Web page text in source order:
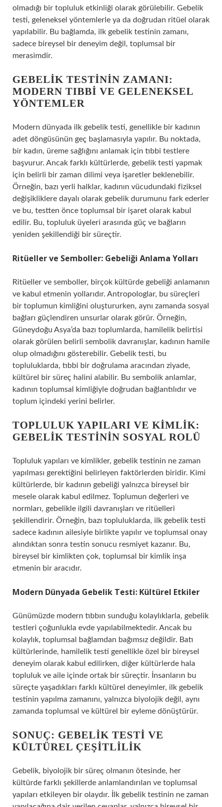
olmadığı bir topluluk etkinliği olarak görülebilir. Gebelik
testi, geleneksel yöntemlerle ya da doğrudan ritüel olarak
yapılabilir. Bu bağlamda, ilk gebelik testinin zamanı,
sadece bireysel bir deneyim değil, toplumsal bir
merasimdir.
GEBELIK TESTININ ZAMANI:
MODERN TIBBI VE GELENEKSEL
YÖNTEMLER
Modern dünyada ilk gebelik testi, genellikle bir kadının
adet döngüsünün geç başlamasıyla yapılır. Bu noktada,
bir kadın, üreme sağlığını anlamak için tıbbi testlere
başvurur. Ancak farklı kültürlerde, gebelik testi yapmak
için belirli bir zaman dilimi veya işaretler beklenebilir.
Örneğin, bazı yerli halklar, kadının vücudundaki fiziksel
değişikliklere dayalı olarak gebelik durumunu fark ederler
ve bu, testten önce toplumsal bir işaret olarak kabul
edilir. Bu, topluluk üyeleri arasında güç ve bağların
yeniden şekillendiği bir süreçtir.
Ritüeller ve Semboller: Gebeliği Anlama Yolları
Ritüeller ve semboller, birçok kültürde gebeliği anlamanın
ve kabul etmenin yollarıdır. Antropologlar, bu süreçleri
bir toplumun kimliğini oluştururken, aynı zamanda sosyal
bağları güçlendiren unsurlar olarak görür. Örneğin,
Güneydoğu Asya’da bazı toplumlarda, hamilelik belirtisi
olarak görülen belirli sembolik davranışlar, kadının hamile
olup olmadığını gösterebilir. Gebelik testi, bu
topluluklarda, tıbbi bir doğrulama aracından ziyade,
kültürel bir süreç halini alabilir. Bu sembolik anlamlar,
kadının toplumsal kimliğiyle doğrudan bağlantılıdır ve
toplum içindeki yerini belirler.
TOPLULUK YAPILARI VE KIMLIK:
GEBELIK TESTININ SOSYAL ROLÜ
Topluluk yapıları ve kimlikler, gebelik testinin ne zaman
yapılması gerektiğini belirleyen faktörlerden biridir. Kimi
kültürlerde, bir kadının gebeliği yalnızca bireysel bir
mesele olarak kabul edilmez. Toplumun değerleri ve
normları, gebelikle ilgili davranışları ve ritüelleri
şekillendirir. Örneğin, bazı topluluklarda, ilk gebelik testi
sadece kadının ailesiyle birlikte yapılır ve toplumsal onay
alındıktan sonra testin sonucu resmiyet kazanır. Bu,
bireysel bir kimlikten çok, toplumsal bir kimlik inşa
etmenin bir aracıdır.
Modern Dünyada Gebelik Testi: Kültürel Etkiler
Günümüzde modern tıbbın sunduğu kolaylıklarla, gebelik
testleri çoğunlukla evde yapılabilmektedir. Ancak bu
kolaylık, toplumsal bağlamdan bağımsız değildir. Batı
kültürlerinde, hamilelik testi genellikle özel bir bireysel
deneyim olarak kabul edilirken, diğer kültürlerde hala
topluluk ve aile içinde ortak bir süreçtir. İnsanların bu
süreçte yaşadıkları farklı kültürel deneyimler, ilk gebelik
testinin yapılma zamanını, yalnızca biyolojik değil, aynı
zamanda toplumsal ve kültürel bir eyleme dönüştürür.
SONUÇ: GEBELIK TESTI VE
KÜLTÜREL ÇEŞITLILIK
Gebelik, biyolojik bir süreç olmanın ötesinde, her
kültürde farklı şekillerde anlamlandırılan ve toplumsal
yapıları etkileyen bir olaydır. İlk gebelik testinin ne zaman